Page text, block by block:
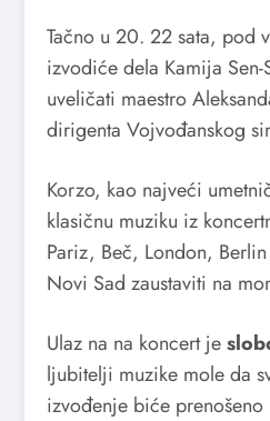
Tačno u 20. 22 sata, pod
izvodiće dela Kamija
uveličati maestro
dirigenta Vojvođanskog
Korzo, kao najveći
klasičnu muziku iz
Pariz, Beč, London,
Novi Sad zaustaviti na
Ulaz na na koncert je
ljubitelji muzike mole da
izvođenje biće